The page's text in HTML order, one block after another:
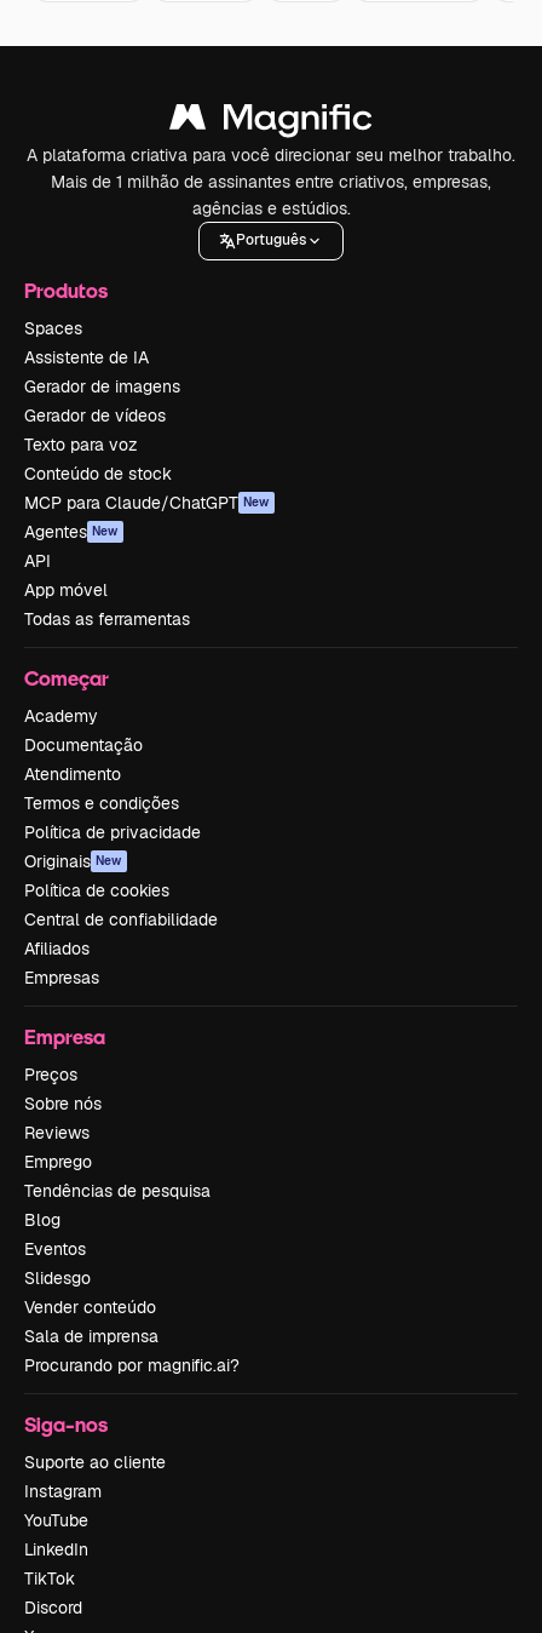
A plataforma criativa para você direcionar seu melhor trabalho.
Mais de 1 milhão de assinantes entre criativos, empresas,
agências e estúdios.
Português
Produtos
Spaces
Assistente de IA
Gerador de imagens
Gerador de vídeos
Texto para voz
Conteúdo de stock
MCP para Claude/ChatGPT New
Agentes New
API
App móvel
Todas as ferramentas
Começar
Academy
Documentação
Atendimento
Termos e condições
Política de privacidade
Originais New
Política de cookies
Central de confiabilidade
Afiliados
Empresas
Empresa
Preços
Sobre nós
Reviews
Emprego
Tendências de pesquisa
Blog
Eventos
Slidesgo
Vender conteúdo
Sala de imprensa
Procurando por magnific.ai?
Siga-nos
Suporte ao cliente
Instagram
YouTube
LinkedIn
TikTok
Discord